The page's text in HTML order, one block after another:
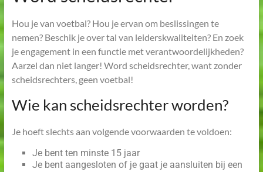
Hou je van voetbal? Hou je ervan om beslissingen te
nemen? Beschik je over tal van leiderskwaliteiten? En zoek
je engagement in een functie met verantwoordelijkheden?
Aarzel dan niet langer! Word scheidsrechter, want zonder
scheidsrechters, geen voetbal!
Wie kan scheidsrechter worden?
Je hoeft slechts aan volgende voorwaarden te voldoen:
Je bent ten minste 15 jaar
Je bent aangesloten of je gaat je aansluiten bij een